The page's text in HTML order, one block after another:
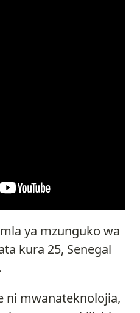
ya mzunguko wa
kura 25, Senegal
ni mwanateknolojia,